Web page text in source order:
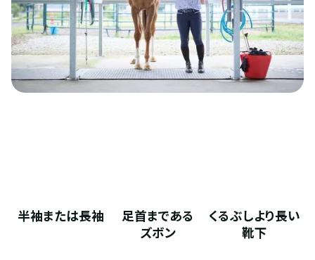
半袖または長袖
足首まである
ズボン
くるぶしより長い
靴下